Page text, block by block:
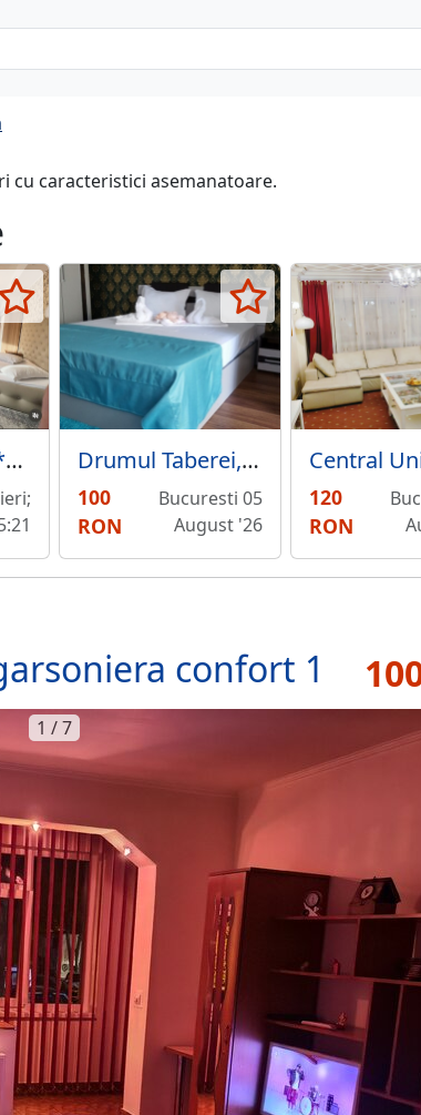
cu caracteristici asemanatoare.
Hotel FunnyT*** Bucuresti ieftin central Drumul Taberei, Favorit.
100
RON
Bucuresti 05
August '26
120
RON
confort 1
1 / 7